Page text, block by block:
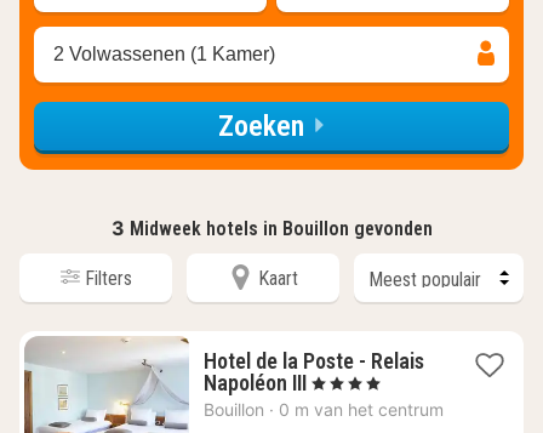
2 Volwassenen (1 Kamer)
Zoeken
3 Midweek hotels in Bouillon gevonden
Filters Kaart
Hotel de la Poste - Relais
Napoléon III4
nachten
, 4 Sterren
Bouillon · 0 m van het centrum